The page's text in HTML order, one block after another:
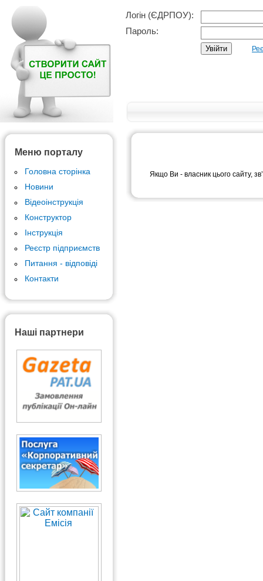
Логін (ЄДРПОУ):
Пароль:
Меню порталу
Головна сторінка
Новини
Відеоінструкція
Конструктор
Інструкція
Реєстр підприємств
Питання - відповіді
Контакти
Наші партнери
Якщо Ви - власник цього сайту,